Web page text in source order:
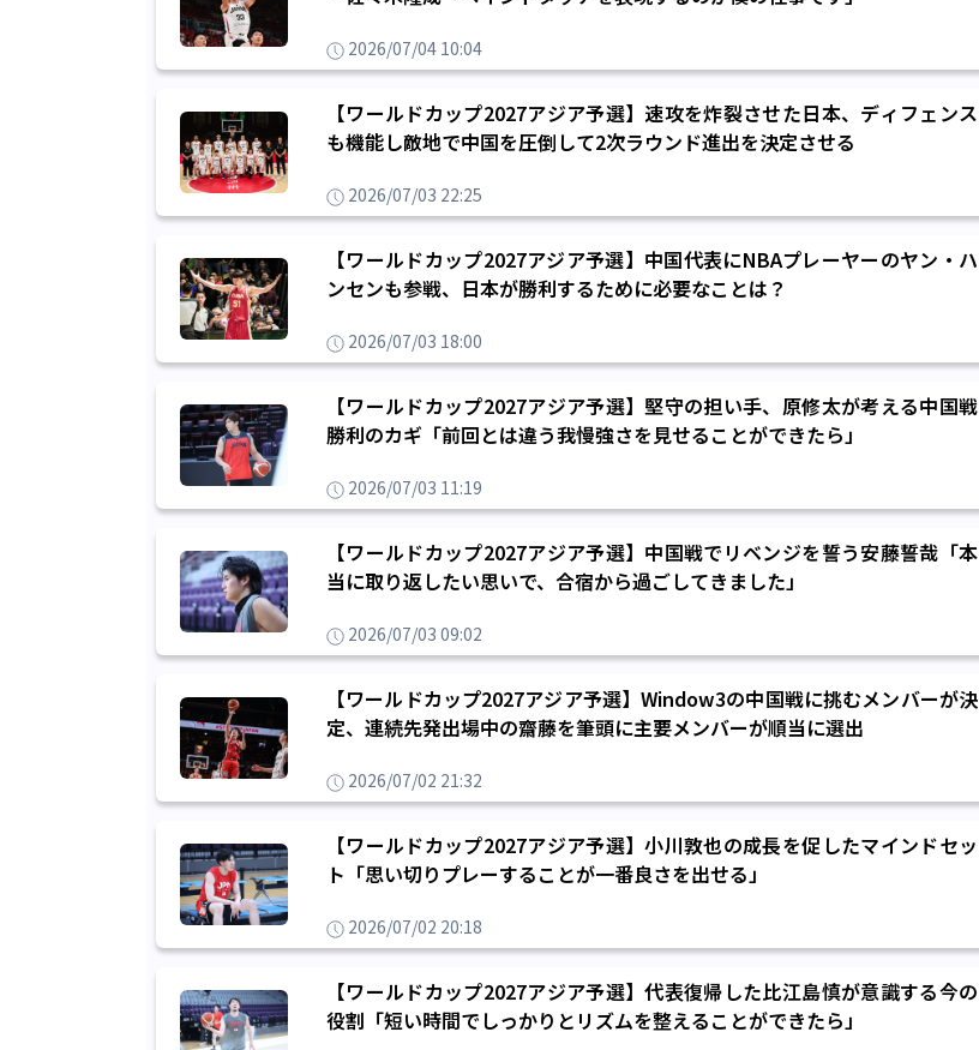
2026/07/04 10:04
【ワールドカップ2027アジア予選】速攻を炸裂させた日本、ディフェンス
も機能し敵地で中国を圧倒して2次ラウンド進出を決定させる
2026/07/03 22:25
【ワールドカップ2027アジア予選】中国代表にNBAプレーヤーのヤン・ハ
ンセンも参戦、日本が勝利するために必要なことは？
2026/07/03 18:00
【ワールドカップ2027アジア予選】堅守の担い手、原修太が考える中国戦
勝利のカギ「前回とは違う我慢強さを見せることができたら」
2026/07/03 11:19
【ワールドカップ2027アジア予選】中国戦でリベンジを誓う安藤誓哉「本
当に取り返したい思いで、合宿から過ごしてきました」
2026/07/03 09:02
【ワールドカップ2027アジア予選】Window3の中国戦に挑むメンバーが決
定、連続先発出場中の齋藤を筆頭に主要メンバーが順当に選出
2026/07/02 21:32
【ワールドカップ2027アジア予選】小川敦也の成長を促したマインドセッ
ト「思い切りプレーすることが一番良さを出せる」
2026/07/02 20:18
【ワールドカップ2027アジア予選】代表復帰した比江島慎が意識する今の
役割「短い時間でしっかりとリズムを整えることができたら」